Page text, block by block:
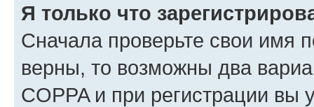
Я только что
Сначала проверьте свои имя
верны, то возможны два
COPPA и при регистрации вы